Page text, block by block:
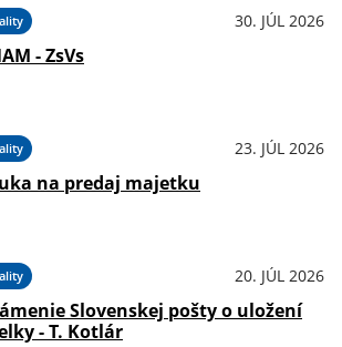
30. JÚL 2026
- ZsVs
23. JÚL 2026
na predaj majetku
20. JÚL 2026
Slovenskej pošty o uložení
- T. Kotlár